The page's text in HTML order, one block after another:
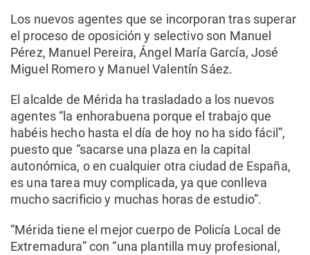
Los nuevos agentes que se incorporan tras superar
el proceso de oposición y selectivo son Manuel
Pérez, Manuel Pereira, Ángel María García, José
Miguel Romero y Manuel Valentín Sáez.
El alcalde de Mérida ha trasladado a los nuevos
agentes “la enhorabuena porque el trabajo que
habéis hecho hasta el día de hoy no ha sido fácil”,
puesto que “sacarse una plaza en la capital
autonómica, o en cualquier otra ciudad de España,
es una tarea muy complicada, ya que conlleva
mucho sacrificio y muchas horas de estudio”.
“Mérida tiene el mejor cuerpo de Policía Local de
Extremadura” con “una plantilla muy profesional,